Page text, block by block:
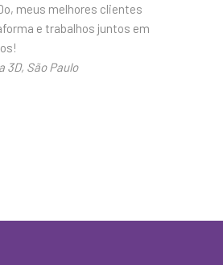
meus melhores clientes
e trabalhos juntos em
3D, São Paulo